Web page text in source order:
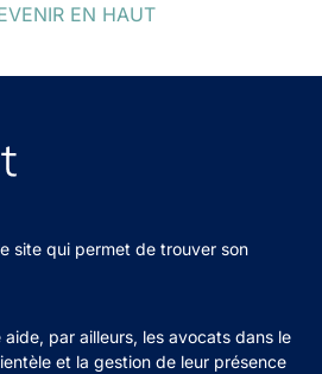
EN HAUT
site qui permet de trouver son
aide, par ailleurs, les avocats dans le
et la gestion de leur présence